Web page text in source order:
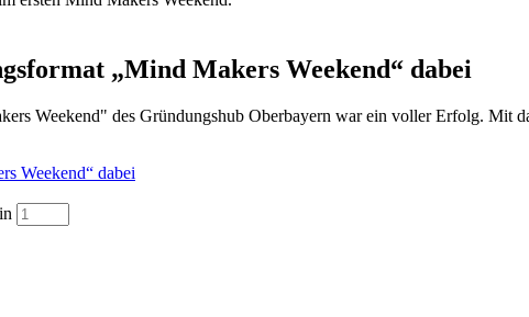
„Mind Makers Weekend“ dabei
Weekend" des Gründungshub Oberbayern war ein voller Erfolg. Mit
Weekend“ dabei